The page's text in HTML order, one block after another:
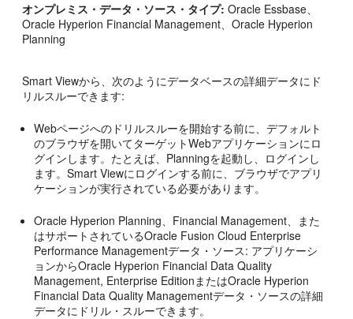
オンプレミス・データ・ソース・タイプ: Oracle Essbase、
Oracle Hyperion Financial Management、Oracle Hyperion
Planning
Smart Viewから、次のようにデータベースの詳細データにド
リルスルーできます:
Webページへのドリルスルーを開始する前に、デフォルト
のブラウザを開いてターゲットWebアプリケーションにロ
グインします。たとえば、 Planningを起動し、ログインし
ます。Smart Viewにログインする前に、ブラウザでアプリ
ケーションが実行されている必要があります。
Oracle Hyperion Planning、 Financial Management、また
はサポートされているOracle Fusion Cloud Enterprise
Performance Managementデータ・ソース: アプリケーシ
ョンからOracle Hyperion Financial Data Quality
Management, Enterprise EditionまたはOracle Hyperion
Financial Data Quality Managementデータ・ソースの詳細
データにドリル・スルーできます。